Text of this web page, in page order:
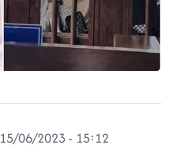
15/06/2023 - 15:12